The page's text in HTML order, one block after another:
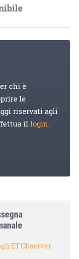
chi è
le
riservati agli
illogin.
ET.Observer